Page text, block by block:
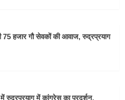
75 हजार गौ सेवकों की आवाज, रुद्रप्रयाग
रुद्रप्रयाग में कांग्रेस का प्रदर्शन,